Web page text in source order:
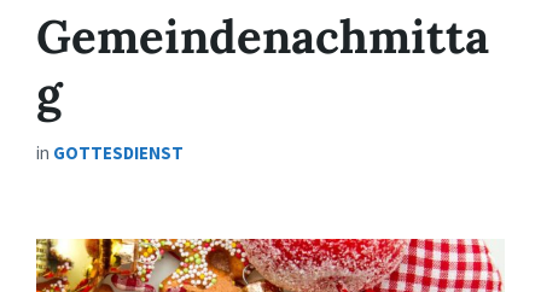
Gemeindenachmitta
g
in GOTTESDIENST